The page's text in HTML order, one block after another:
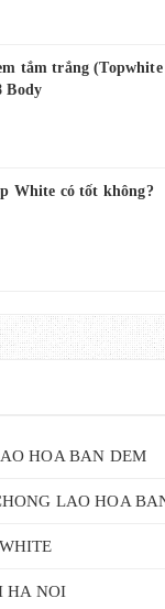
tắm trắng
Body
White có tốt không?
HOA BAN DEM
LAO HOA
HA NOI